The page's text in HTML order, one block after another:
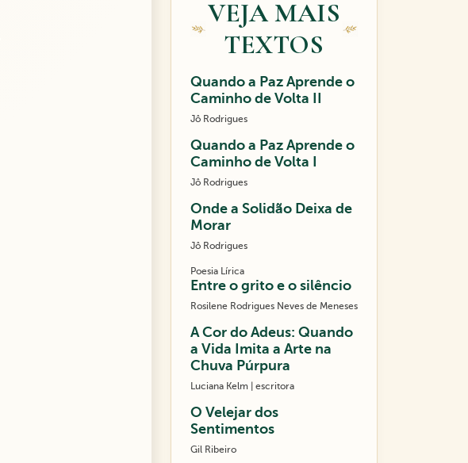
VEJA MAIS
TEXTOS
Quando a Paz Aprende o
Caminho de Volta II
Jô Rodrigues
Quando a Paz Aprende o
Caminho de Volta I
Jô Rodrigues
Onde a Solidão Deixa de
Morar
Jô Rodrigues
Poesia Lírica
Entre o grito e o silêncio
Rosilene Rodrigues Neves de Meneses
A Cor do Adeus: Quando
a Vida Imita a Arte na
Chuva Púrpura
Luciana Kelm | escritora
O Velejar dos
Sentimentos
Gil Ribeiro